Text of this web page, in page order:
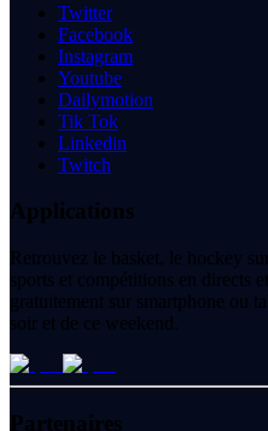
Twitter
Facebook
Instagram
Youtube
Dailymotion
Tik Tok
Linkedin
Twitch
Applications
Retrouvez le basket, le hockey
sports et compétitions en directs
gratuitement sur smartphone ou
soir et de ce weekend.
Partenaires